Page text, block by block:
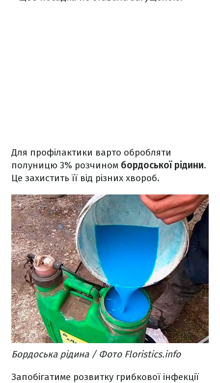
Для профілактики варто обробляти
полуницю 3% розчином бордоської рідини.
Це захистить її від різних хвороб.
Бордоська рідина / Фото Floristics.info
Запобігатиме розвитку грибкової інфекції